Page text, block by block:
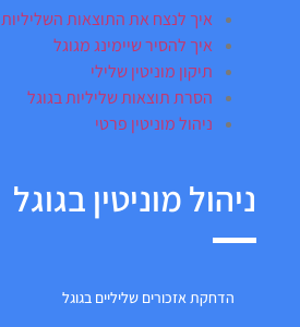
איך לנצח את התוצאות השליליות
איך להסיר שיימינג מגוגל
תיקון מוניטין שלילי
הסרת תוצאות שליליות בגוגל
ניהול מוניטין פרטי
ניהול מוניטין בגוגל
הדחקת אזכורים שליליים בגוגל